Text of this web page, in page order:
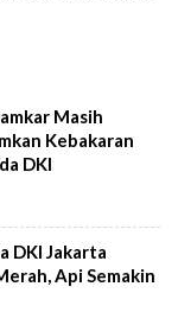
Masih
Kebakaran
DKI
DKI Jakarta
Api Semakin